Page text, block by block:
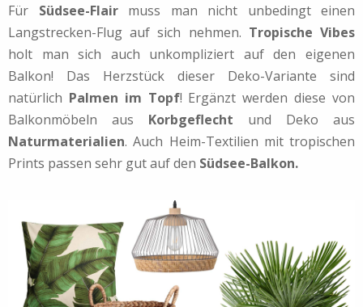
Für Südsee-Flairmuss man nicht unbedingt einen
Langstrecken-Flug auf sich nehmen. Tropische Vibes
holt man sich auch unkompliziert auf den eigenen
Balkon! Das Herzstück dieser Deko-Variante sind
natürlich Palmen im Topf! Ergänzt werden diese von
Balkonmöbeln aus Korbgeflecht und Deko aus
Naturmaterialien. Auch Heim-Textilien mit tropischen
Prints passen sehr gut auf den Südsee-Balkon.